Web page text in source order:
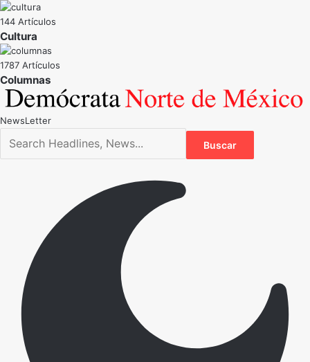
144 Artículos
Cultura
1787 Artículos
NewsLetter